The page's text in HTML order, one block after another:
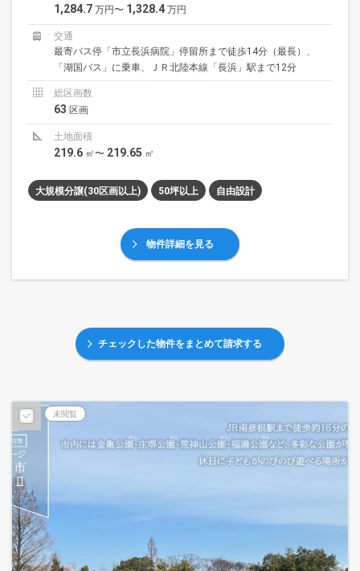
1,284.7 万円〜 1,328.4 万円
交通
最寄バス停「市立長浜病院」停留所まで徒歩14分（最長）、
「湖国バス」に乗車、ＪＲ北陸本線「長浜」駅まで12分
総区画数
63 区画
土地面積
219.6 ㎡〜 219.65 ㎡
大規模分譲(30区画以上) 50坪以上 自由設計
物件詳細を見る
チェックした物件をまとめて請求する
未閲覧